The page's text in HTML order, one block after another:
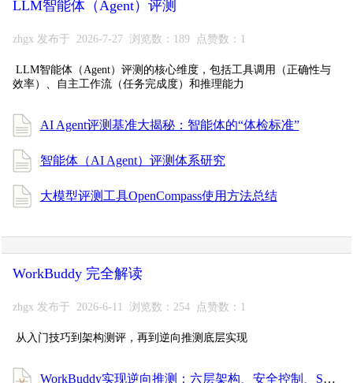
LLM智能体（Agent）评测
zhgx 发布于 2026-7-27 浏览数：189 点赞数：1
LLM智能体（Agent）评测的核心维度，包括工具调用（正确性与
效率）、自主工作流（任务完成度）和推理能力
AI Agent评测基准大揭秘：智能体的“体检标准”
智能体（AI Agent）评测体系研究
大模型评测工具OpenCompass使用方法总结
WorkBuddy 完全解读
zhgx 发布于 2026-6-11 浏览数：254 点赞数：1
从入门技巧到架构测评，再到逆向推测底层实现
WorkBuddy实现逆向推测：六层架构、安全控制、SubAgent通信、上下文记忆管理的一些细节